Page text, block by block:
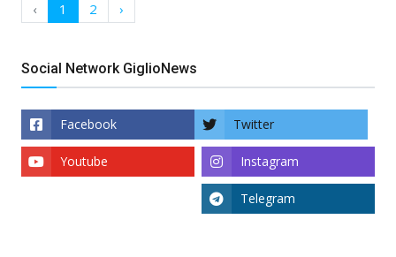
‹ 1 2 ›
Social Network GiglioNews
Facebook Twitter
Instagram
Youtube
Telegram